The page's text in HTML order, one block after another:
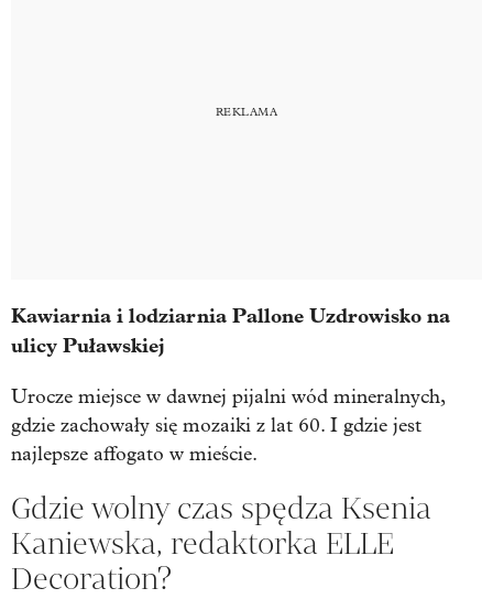
Kawiarnia i lodziarnia Pallone Uzdrowisko na
ulicy Puławskiej
Urocze miejsce w dawnej pijalni wód mineralnych,
gdzie zachowały się mozaiki z lat 60. I gdzie jest
najlepsze affogato w mieście.
Gdzie wolny czas spędza Ksenia
Kaniewska, redaktorka ELLE
Decoration?